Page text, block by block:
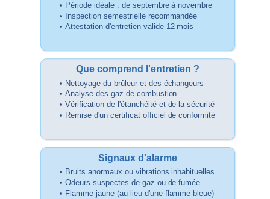
• Période idéale : de septembre à novembre
• Inspection semestrielle recommandée
• Attestation d'entretien valide 12 mois
Que comprend l'entretien ?
• Nettoyage du brûleur et des échangeurs
• Analyse des gaz de combustion
• Vérification de l'étanchéitéet de la sécurité
• Remise d'un certificat officiel de conformité
Signaux d'alarme
• Bruits anormaux ou vibrations inhabituelles
• Odeurs suspectes de gaz ou de fumée
• Flamme jaune (au lieu d'une flamme bleue)